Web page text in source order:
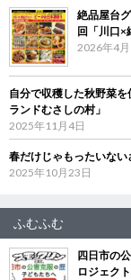
絶品屋台
回「川口×
2026年4
自分で収穫した秋野菜
ランドむさしの村」
2025年11月4日
春だけじゃもったいな
2025年10月23日
ふむふむ
四日市の
ロジェク